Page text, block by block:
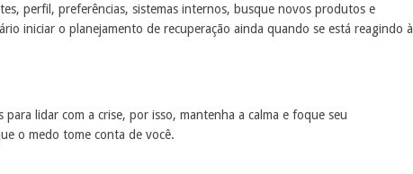
perfil, preferências, sistemas internos, busque novos produtos e
iniciar o planejamento de recuperação ainda quando se está reagindo à
lidar com a crise, por isso, mantenha a calma e foque seu
o medo tome conta de você.